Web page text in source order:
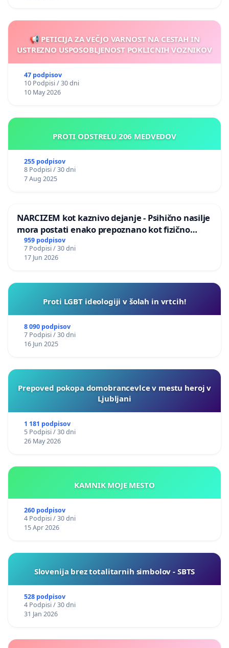
📢 PETICIJA ZA VEČJO VARNOST NA CESTAH IN
USTREZNO USPOSOBLJENOST POKLICNIH VOZNIKOV
47 podpisov
10 Podpisi / 30 dni
10 May 2026
PROTI ODSTRELU 206 MEDVEDOV
255 podpisov
8 Podpisi / 30 dni
7 Aug 2025
NARCIZEM kot kaznivo dejanje - Psihično nasilje
mora postati enako prepoznano kot fizično
nasilje
959 podpisov
7 Podpisi / 30 dni
17 Jun 2026
Proti LGBT ideologiji v šolah in vrtcih!
8 090 podpisov
7 Podpisi / 30 dni
16 Jun 2025
Prepoved pokopa domobrancevlce v mestu heroj v
Ljubljani
1 181 podpisov
5 Podpisi / 30 dni
26 May 2026
KAMNIK MOJE MESTO
260 podpisov
4 Podpisi / 30 dni
15 Apr 2026
Slovenija brez totalitarnih simbolov - SBTS
528 podpisov
4 Podpisi / 30 dni
31 Jan 2026